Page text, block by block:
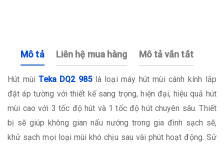
Mô tả Liên hệ mua hàng Mô tả vắn tắt
Hút mùiTeka DQ2 985 là loại máy hút mùi cánh kính lắp
đặt áp tường với thiết kế sang trọng, hiện đại, hiệu quả hút
mùi cao với 3 tốc độ hút và 1 tốc độ hút chuyên sâu. Thiết
bị sẽ giúp không gian nấu nướng trong gia đình sạch sẽ,
khử sạch mọi loại mùi khó chịu sau vài phút hoạt động. Sử